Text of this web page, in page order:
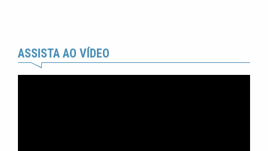
ASSISTA AO VÍDEO